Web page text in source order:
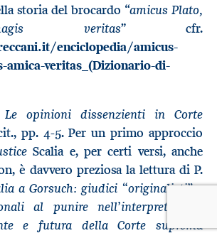
storia del brocardo “amicus Plato,
veritas” cfr.
enciclopedia/amicus-
amica-veritas_(Dizionario-di-
Le opinioni dissenzienti in Corte
pp. 4-5. Per un primo approccio
Scalia e, per certi versi, anche
è davvero preziosa la lettura di P.
a Gorsuch: giudici “originalisti” e
al punire nell’interpretazione
e futura della Corte suprema